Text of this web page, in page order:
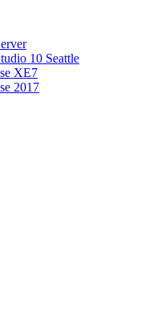
10 Seattle
XE7
2017